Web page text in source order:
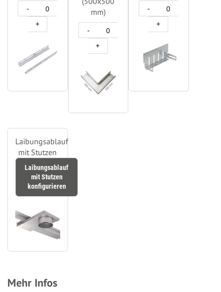
-
+
mm)
-
+
-
+
Laibungsablauf
mit Stutzen
Laibungsablauf
mit Stutzen
konfigurieren
Mehr Infos